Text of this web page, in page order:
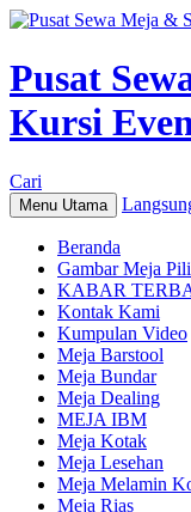
Pusat
Kursi
Cari
Menu Utama
Beranda
Gambar Meja
KABAR
Kontak Kami
Kumpulan Video
Meja Barstool
Meja Bundar
Meja Dealing
MEJA IBM
Meja Kotak
Meja Lesehan
Meja Melamin
Meja Rias